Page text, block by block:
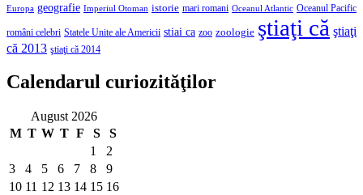
Europa geografie Imperiul Otoman istorie mari romani Oceanul Atlantic Oceanul Pacific
români celebri Statele Unite ale Americii stiai ca zoo zoologie ştiaţi că ştiaţi
că 2013 ştiaţi că 2014
Calendarul curiozităţilor
August 2026
M T W T F S
S
1
2
3
4 5 6 7 8
9
10 11 12 13 14 15 16